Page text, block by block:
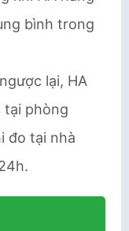
bình trong
lại, HA
tại phòng
đo tại nhà